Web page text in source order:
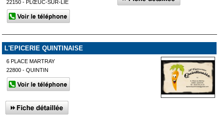
22150 - PLŒUC-SUR-LIÉ
L'EPICERIE QUINTINAISE
6 PLACE MARTRAY
22800 - QUINTIN